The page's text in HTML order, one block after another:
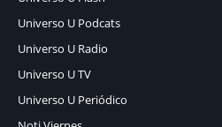
Universo U Podcats
Universo U Radio
Universo U TV
Universo U Periódico